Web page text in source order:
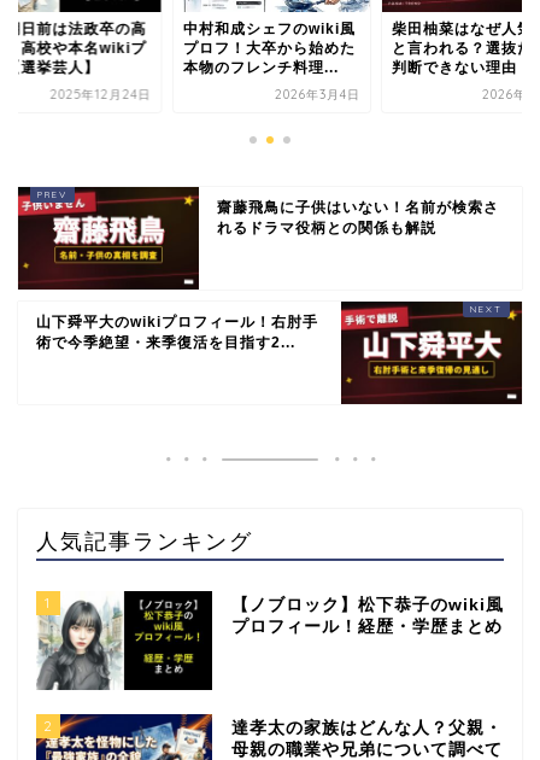
期日前は法政卒の高
！高校や本名wikiプ
【選挙芸人】
2025年12月24日
中村和成シェフのwiki風
プロフ！大卒から始めた
本物のフレンチ料理...
2026年3月4日
柴田柚菜はなぜ人気
と言われる？選抜だ
判断できない理由
2026年6
齋藤飛鳥に子供はいない！名前が検索さ
れるドラマ役柄との関係も解説
山下舜平大のwikiプロフィール！右肘手
術で今季絶望・来季復活を目指す2...
人気記事ランキング
1
【ノブロック】松下恭子のwiki風
プロフィール！経歴・学歴まとめ
2
達孝太の家族はどんな人？父親・
母親の職業や兄弟について調べて